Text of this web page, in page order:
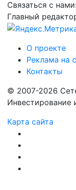
Связаться с
Главный
О проекте
Реклама на
Контакты
© 2007-2026
Инвестирование
Карта сайта